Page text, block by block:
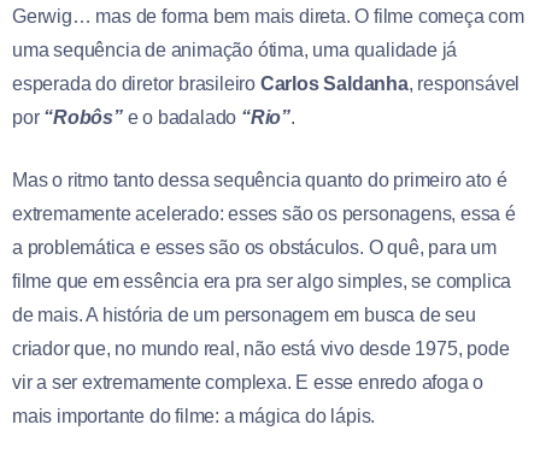
Gerwig… mas de forma bem mais direta. O filme começa com
uma sequência de animação ótima, uma qualidade já
esperada do diretor brasileiro Carlos Saldanha, responsável
por “Robôs”e o badalado “Rio”.
Mas o ritmo tanto dessa sequência quanto do primeiro ato é
extremamente acelerado: esses são os personagens, essa é
a problemática e esses são os obstáculos. O quê, para um
filme que em essência era pra ser algo simples, se complica
de mais. A história de um personagem em busca de seu
criador que, no mundo real, não está vivo desde 1975, pode
vir a ser extremamente complexa. E esse enredo afoga o
mais importante do filme: a mágica do lápis.